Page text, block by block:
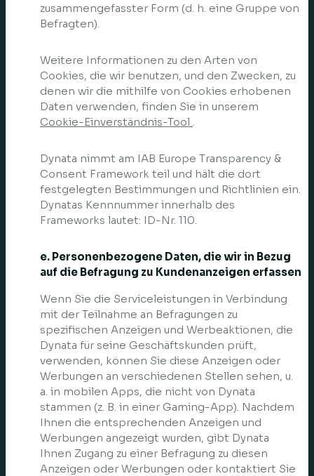
zusammengefasster Form (d. h. eine Gruppe von
Befragten).
Weitere Informationen zu den Arten von
Cookies, die wir benutzen, und den Zwecken, zu
denen wir die mithilfe von Cookies erhobenen
Daten verwenden, finden Sie in unserem
Cookie-Einverständnis-Tool .
Dynata nimmt am IAB Europe Transparency &
Consent Framework teil und hält die dort
festgelegten Bestimmungen und Richtlinien ein.
Dynatas Kennnummer innerhalb des
Frameworks lautet: ID-Nr. 110.
e. Personenbezogene Daten, die wir in Bezug
auf die Befragung zu Kundenanzeigen erfassen
Wenn Sie die Serviceleistungen in Verbindung
mit der Teilnahme an Befragungen zu
spezifischen Anzeigen und Werbeaktionen, die
Dynata für seine Geschäftskunden prüft,
verwenden, können Sie diese Anzeigen oder
Werbungen an verschiedenen Stellen sehen, u.
a. in mobilen Apps, die nicht von Dynata
stammen (z. B. in einer Gaming-App). Nachdem
Ihnen die entsprechenden Anzeigen und
Werbungen angezeigt wurden, gibt Dynata
Ihnen Zugang zu einer Befragung zu diesen
Anzeigen oder Werbungen oder kontaktiert Sie